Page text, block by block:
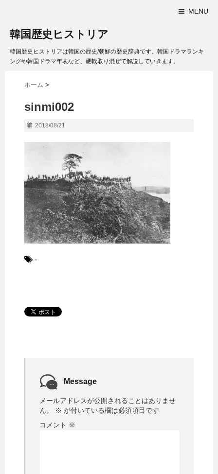
MENU
韓国歴史ヒストリア
韓国歴史ヒストリアは韓国の歴史/朝鮮の歴史辞典です。韓国ドラマランキ
ングや韓国ドラマ年表など、硬軟取り混ぜて解説していきます。
ホーム >
sinmi002
2018/08/21
-
Message
メールアドレスが公開されることはありませ
ん。
※ が付いている欄は必須項目です
コメント ※